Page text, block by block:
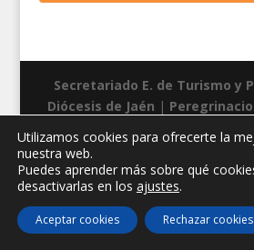
Secretariado E. de Turismo y
Diócesis de Jaén |
Utilizamos cookies para ofrecerte la
nuestra web.
Puedes aprender más sobre qué
desactivarlas en los ajustes.
Aceptar cookies Rechazar cookies